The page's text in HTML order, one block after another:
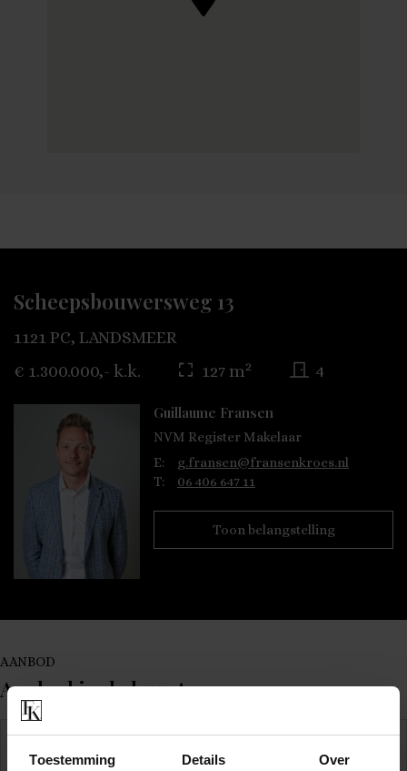
Toestemming Details Over
Scheepsbouwersweg 13
1121 PC, LANDSMEER
€ 1.300.000,- k.k.
127 m2 4
Guillaume Fransen
NVM Register Makelaar
E:
g.fransen@fransenkroes.nl
T:
06 406 647 11
Toon belangstelling
AANBOD
Aanbod in de buurt